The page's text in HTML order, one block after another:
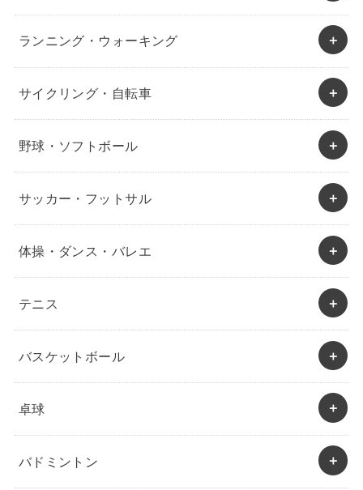
ランニング・ウォーキング
サイクリング・自転車
野球・ソフトボール
サッカー・フットサル
体操・ダンス・バレエ
テニス
バスケットボール
卓球
バドミントン